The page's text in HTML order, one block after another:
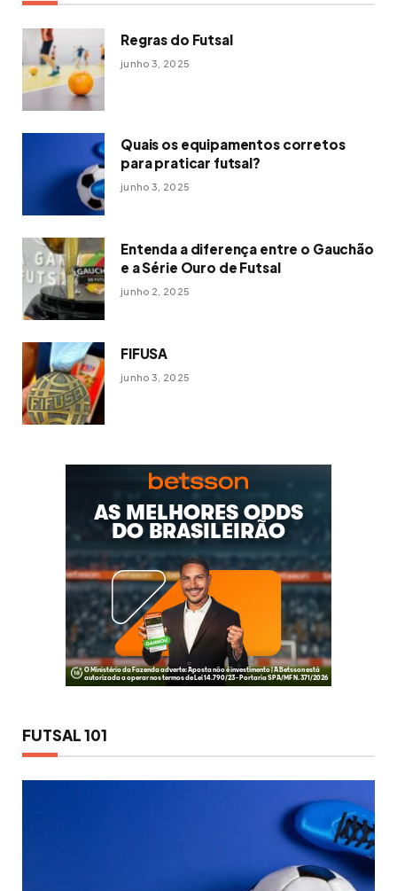
Regras do Futsal
junho 3, 2025
Quais os equipamentos corretos
para praticar futsal?
junho 3, 2025
Entenda a diferença entre o Gauchão
e a Série Ouro de Futsal
junho 2, 2025
FIFUSA
junho 3, 2025
FUTSAL 101